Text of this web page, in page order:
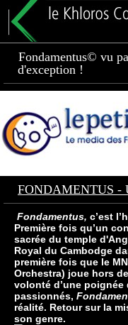
Fondamentus© vu
d'exception !
FONDAMENTUS -
Fondamentus, c’est
Première fois qu’un
sacrée du temple
Royal du Cambodge
première fois que le
Orchestra) joue hors
volonté d’une poignée
passionnés,
réalité. Retour sur la
son genre.